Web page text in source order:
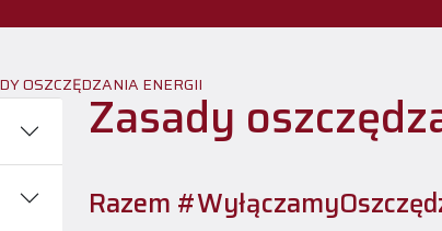
OSZCZĘDZANIA ENERGII
Zasady
Razem